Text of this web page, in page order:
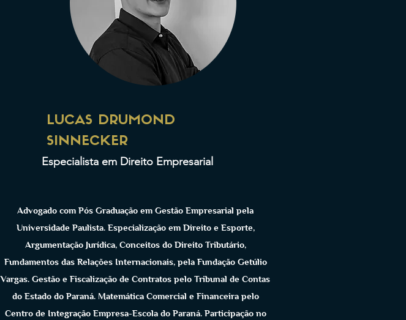
LUCAS DRUMOND
SINNECKER
Especialista em Direito Empresarial
Advogado com Pós Graduação em Gestão Empresarial pela
Universidade Paulista. Especialização em Direito e Esporte,
Argumentação Jurídica, Conceitos do Direito Tributário,
Fundamentos das Relações Internacionais, pela Fundação Getúlio
Vargas. Gestão e Fiscalização de Contratos pelo Tribunal de Contas
do Estado do Paraná. Matemática Comercial e Financeira pelo
Centro de Integração Empresa-Escola do Paraná. Participação no